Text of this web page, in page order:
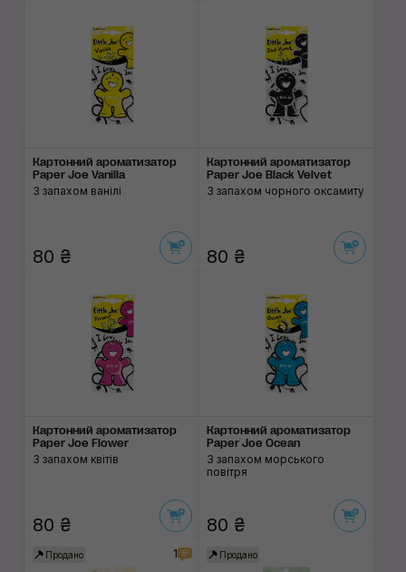
Картонний ароматизатор
Paper Joe Vanilla
З запахом ванілі
80 ₴
Картонний ароматизатор
Paper Joe Black Velvet
З запахом чорного оксамиту
80 ₴
Картонний ароматизатор
Paper Joe Flower
З запахом квітів
80 ₴
Картонний ароматизатор
Paper Joe Ocean
З запахом морського
повітря
80 ₴
Продано 1 Продано